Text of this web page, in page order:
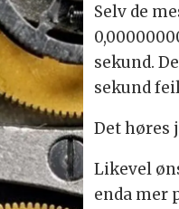
Selv de
sekund.
sekund
Det høres
Likevel
enda mer